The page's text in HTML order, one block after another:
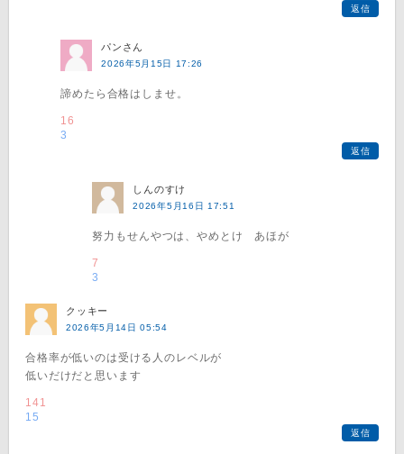
返信
パンさん
2026年5月15日 17:26
諦めたら合格はしませ。
16
3
返信
しんのすけ
2026年5月16日 17:51
努力もせんやつは、やめとけ あほが
7
3
クッキー
2026年5月14日 05:54
合格率が低いのは受ける人のレベルが
低いだけだと思います
141
15
返信